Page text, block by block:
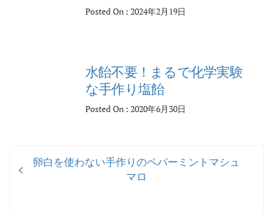
Posted On : 2024年2月19日
水飴不要！まるで化学実験
な手作り塩飴
Posted On : 2020年6月30日
稿
過
卵白を使わない手作りのペパーミントマシュ
マロ